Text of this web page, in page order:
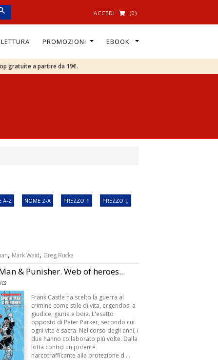
ACCEDI (0)
PROMOZIONI EBOOK
gratuite a partire da 19€.
A-Z NOME Z-A PREZZO ↑ PREZZO ↓
, Mark Waid, Greg Rucka
& Punisher. Web of heroes...
Frank Castle ha scelto la guerra al
crimine come stile di vita, ergendosi a
giudice, giuria e boia. L'esatto
opposto di Peter Parker, secondo cui
ogni vita è sacra. Nel corso degli anni, i
due hanno collaborato più volte. Dalla
lotta contro un potente
narcotrafficante alla protezione d ...